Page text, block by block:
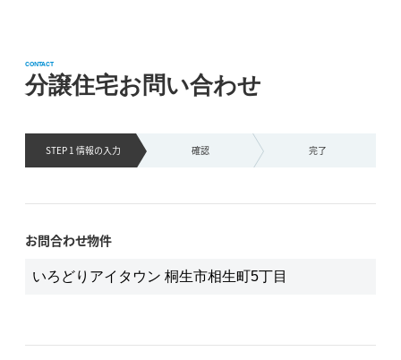
分譲住宅お問い合わせ
CONTACT
STEP 1 情報の入力 確認 完了
お問合わせ物件